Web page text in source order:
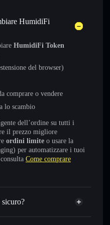
HumidiFi
HumidiFi Token
del browser)
comprare o vendere
lo scambio
dell’ordine su tutti i
il prezzo migliore
ordini limite o usare la
per automatizzare i tuoi
Come comprare